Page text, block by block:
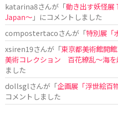
katarina8さんが「動き出す妖怪
Japan〜」にコメントしました
compostertacoさんが「特別展「
xsiren19さんが「東京都美術館開
美術コレクション 百花繚乱～海を
ました
dollsglさんが「企画展「浮世絵百
コメントしました